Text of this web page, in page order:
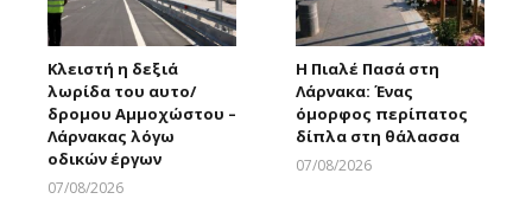
Κλειστή η δεξιά
λωρίδα του αυτο/
δρομου Αμμοχώστου –
Λάρνακας λόγω
οδικών έργων
07/08/2026
Η Πιαλέ Πασά στη
Λάρνακα: Ένας
όμορφος περίπατος
δίπλα στη θάλασσα
07/08/2026